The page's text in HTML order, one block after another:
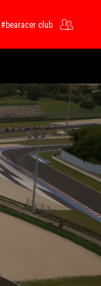
#bearacer club